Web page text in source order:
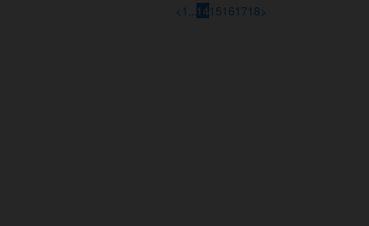
< 1 14 15 16 17 18>